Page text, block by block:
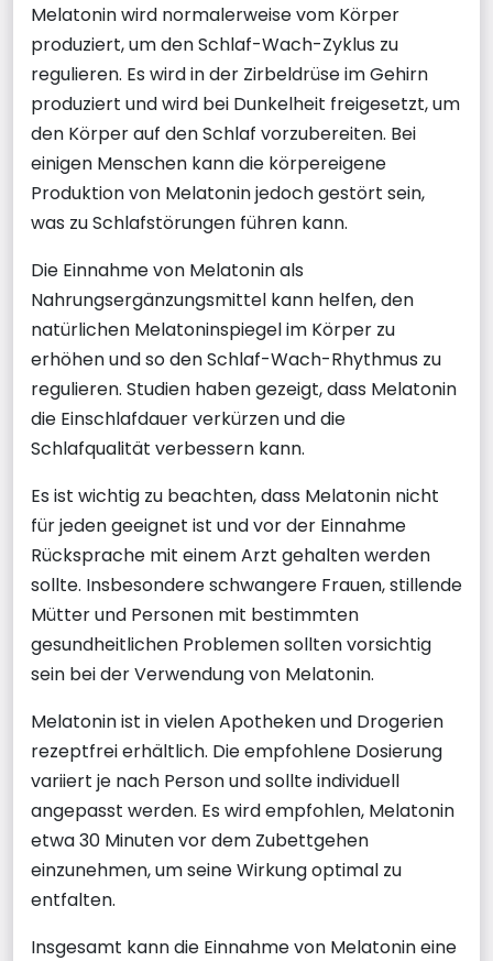
Melatonin wird normalerweise vom Körper
produziert, um den Schlaf-Wach-Zyklus zu
regulieren. Es wird in der Zirbeldrüse im Gehirn
produziert und wird bei Dunkelheit freigesetzt, um
den Körper auf den Schlaf vorzubereiten. Bei
einigen Menschen kann die körpereigene
Produktion von Melatonin jedoch gestört sein,
was zu Schlafstörungen führen kann.
Die Einnahme von Melatonin als
Nahrungsergänzungsmittel kann helfen, den
natürlichen Melatoninspiegel im Körper zu
erhöhen und so den Schlaf-Wach-Rhythmus zu
regulieren. Studien haben gezeigt, dass Melatonin
die Einschlafdauer verkürzen und die
Schlafqualität verbessern kann.
Es ist wichtig zu beachten, dass Melatonin nicht
für jeden geeignet ist und vor der Einnahme
Rücksprache mit einem Arzt gehalten werden
sollte. Insbesondere schwangere Frauen, stillende
Mütter und Personen mit bestimmten
gesundheitlichen Problemen sollten vorsichtig
sein bei der Verwendung von Melatonin.
Melatonin ist in vielen Apotheken und Drogerien
rezeptfrei erhältlich. Die empfohlene Dosierung
variiert je nach Person und sollte individuell
angepasst werden. Es wird empfohlen, Melatonin
etwa 30 Minuten vor dem Zubettgehen
einzunehmen, um seine Wirkung optimal zu
entfalten.
Insgesamt kann die Einnahme von Melatonin eine